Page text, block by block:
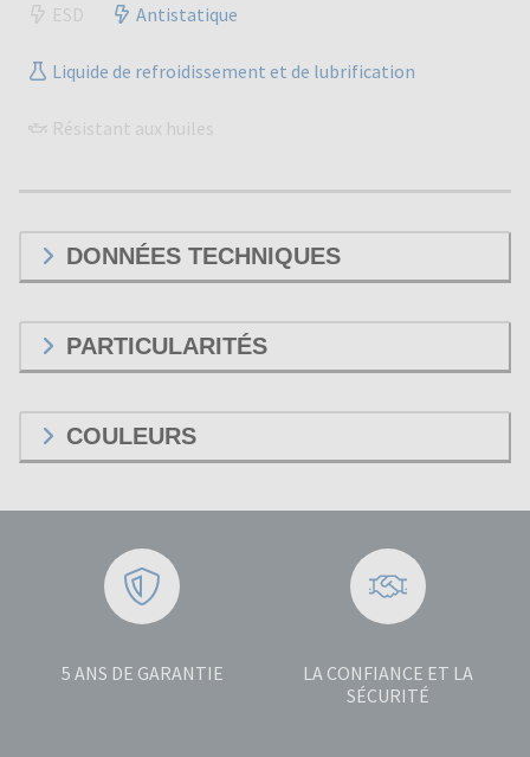
ESD Antistatique
Liquide de refroidissement et de lubrification
Résistant aux huiles
DONNÉES TECHNIQUES
PARTICULARITÉS
COULEURS
5 ANS DE GARANTIE
LA CONFIANCE ET LA
SÉCURITÉ